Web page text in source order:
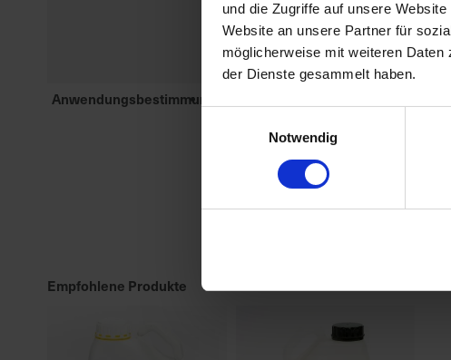
und die Zugriffe auf unsere
Website an unsere Partner für
möglicherweise mit weiteren
der Dienste gesammelt haben.
Notwendig
Anwendungsbestimmungen
ZULASSUNG FESTGELEGTEN
AUFWANDMENGE ODER
Empfohlene Produkte